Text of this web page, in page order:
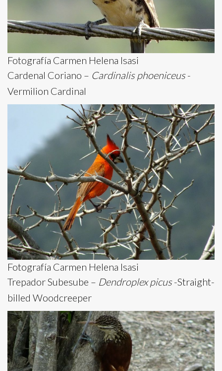
Fotografía Carmen Helena Isasi
Cardenal Coriano – Cardinalis phoeniceus-
Vermilion Cardinal
Fotografía Carmen Helena Isasi
Trepador Subesube – Dendroplex picus-Straight-
billed Woodcreeper